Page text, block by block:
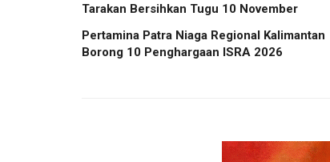
Tarakan Bersihkan Tugu 10 November
Pertamina Patra Niaga Regional Kalimantan
Borong 10 Penghargaan ISRA 2026